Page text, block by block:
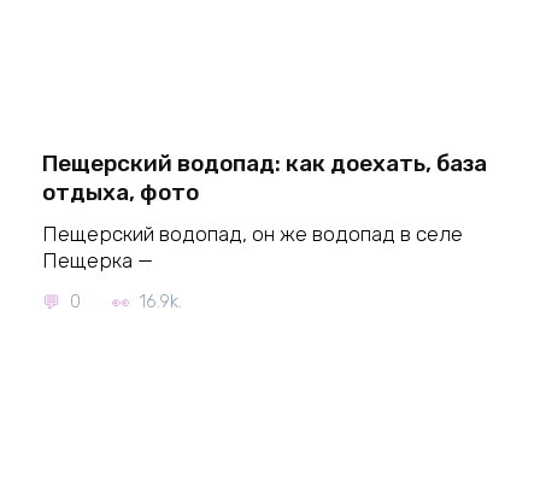
Пещерский водопад: как доехать, база
отдыха, фото
Пещерский водопад, он же водопад в селе
Пещерка —
0 16.9k.